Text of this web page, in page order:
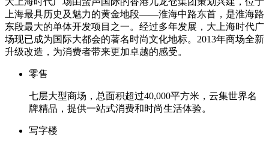
上海最具历史及魅力的黄金地段——淮海中路东首，是淮海路
东段最大的单体开发项目之一。经过多年发展，大上海时代广
场现已成为国际大都会的著名时尚文化地标。2013年商场全新
升级改造，为消费者带来更加卓越的感受。
零售
七层大型商场，总面积超过40,000平方米，云集世界名
牌精品，提供一站式消费和时尚生活体验。
写字楼